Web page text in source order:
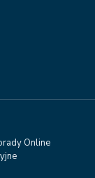
Online